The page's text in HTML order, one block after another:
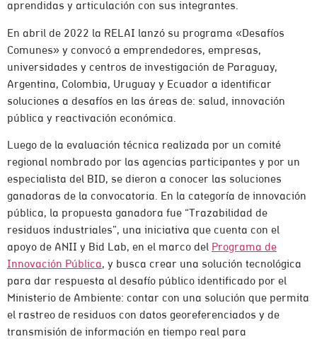
aprendidas y articulación con sus integrantes.
En abril de 2022 la RELAI lanzó su programa «Desafíos
Comunes» y convocó a emprendedores, empresas,
universidades y centros de investigación de Paraguay,
Argentina, Colombia, Uruguay y Ecuador a identificar
soluciones a desafíos en las áreas de: salud, innovación
pública y reactivación económica.
Luego de la evaluación técnica realizada por un comité
regional nombrado por las agencias participantes y por un
especialista del BID, se dieron a conocer las soluciones
ganadoras de la convocatoria. En la categoría de innovación
pública, la propuesta ganadora fue “Trazabilidad de
residuos industriales”, una iniciativa que cuenta con el
apoyo de ANII y Bid Lab, en el marco del Programa de
Innovación Pública, y busca crear una solución tecnológica
para dar respuesta al desafío público identificado por el
Ministerio de Ambiente: contar con una solución que permita
el rastreo de residuos con datos georeferenciados y de
transmisión de información en tiempo real para